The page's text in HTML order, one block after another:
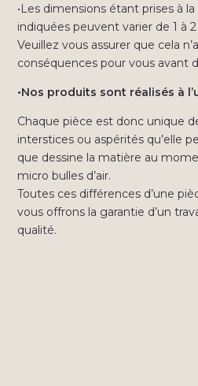
•Les dimensions étant prises à
indiquées peuvent varier de 1 à
Veuillez vous assurer que cela
conséquences pour vous avant
•Nos produits sont réalisés à
Chaque pièce est donc unique
interstices ou aspérités qu’elle
que dessine la matière au
micro bulles d’air.
Toutes ces différences d’une
vous offrons la garantie d’un
qualité.